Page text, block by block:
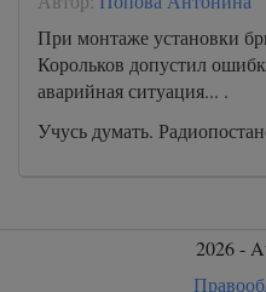
При монтаже установки
Корольков допустил
аварийная ситуация... .
Учусь думать.
2026 -